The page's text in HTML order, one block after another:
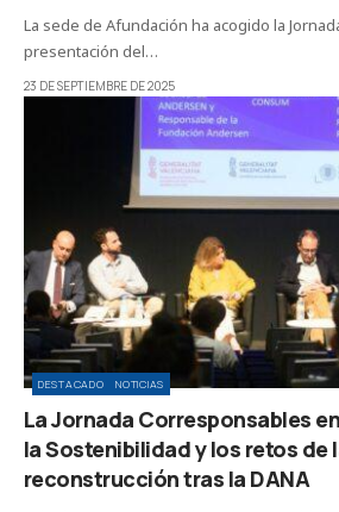
La sede de Afundación ha acogido la
presentación del…
23 DE SEPTIEMBRE DE 2025
DESTACADO NOTICIAS
La Jornada Corresponsables
la Sostenibilidad y los retos de
reconstrucción tras la DANA